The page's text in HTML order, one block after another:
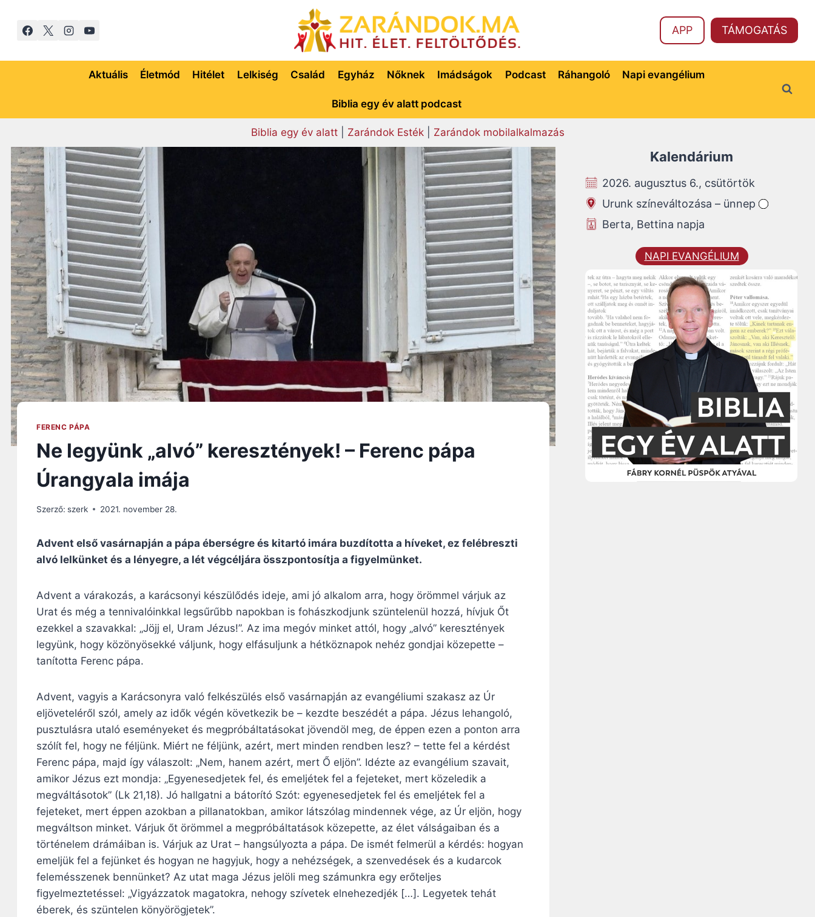
APP TÁMOGATÁS
Aktuális Életmód Hitélet Lelkiség Család Egyház Nőknek Imádságok Podcast Ráhangoló Napi evangélium
Biblia egy év alatt podcast
Biblia egy év alatt| Zarándok Esték| Zarándok mobilalkalmazás
FERENC PÁPA
Ne legyünk „alvó” keresztények! – Ferenc pápa
Úrangyala imája
Szerző: szerk 2021. november 28.
Advent első vasárnapján a pápa éberségre és kitartó imára buzdította a híveket, ez felébreszti
alvó lelkünket és a lényegre, a lét végcéljára összpontosítja a figyelmünket.
Advent a várakozás, a karácsonyi készülődés ideje, ami jó alkalom arra, hogy örömmel várjuk az
Urat és még a tennivalóinkkal legsűrűbb napokban is fohászkodjunk szüntelenül hozzá, hívjuk Őt
ezekkel a szavakkal: „Jöjj el, Uram Jézus!”. Az ima megóv minket attól, hogy „alvó” keresztények
legyünk, hogy közönyösekké váljunk, hogy elfásuljunk a hétköznapok nehéz gondjai közepette –
tanította Ferenc pápa.
Advent, vagyis a Karácsonyra való felkészülés első vasárnapján az evangéliumi szakasz az Úr
eljöveteléről szól, amely az idők végén következik be – kezdte beszédét a pápa. Jézus lehangoló,
pusztulásra utaló eseményeket és megpróbáltatásokat jövendöl meg, de éppen ezen a ponton arra
szólít fel, hogy ne féljünk. Miért ne féljünk, azért, mert minden rendben lesz? – tette fel a kérdést
Ferenc pápa, majd így válaszolt: „Nem, hanem azért, mert Ő eljön”. Idézte az evangélium szavait,
amikor Jézus ezt mondja: „Egyenesedjetek fel, és emeljétek fel a fejeteket, mert közeledik a
megváltásotok” (Lk 21,18). Jó hallgatni a bátorító Szót: egyenesedjetek fel és emeljétek fel a
fejeteket, mert éppen azokban a pillanatokban, amikor látszólag mindennek vége, az Úr eljön, hogy
megváltson minket. Várjuk őt örömmel a megpróbáltatások közepette, az élet válságaiban és a
történelem drámáiban is. Várjuk az Urat – hangsúlyozta a pápa. De ismét felmerül a kérdés: hogyan
emeljük fel a fejünket és hogyan ne hagyjuk, hogy a nehézségek, a szenvedések és a kudarcok
felemésszenek bennünket? Az utat maga Jézus jelöli meg számunkra egy erőteljes
figyelmeztetéssel: „Vigyázzatok magatokra, nehogy szívetek elnehezedjék […]. Legyetek tehát
éberek, és szüntelen könyörögjetek”.
Kalendárium
2026. augusztus 6., csütörtök
Urunk színeváltozása – ünnep
Berta, Bettina napja
NAPI EVANGÉLIUM